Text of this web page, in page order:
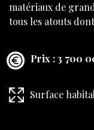
matériaux de
tous les atouts
Prix : 3 700
Surface